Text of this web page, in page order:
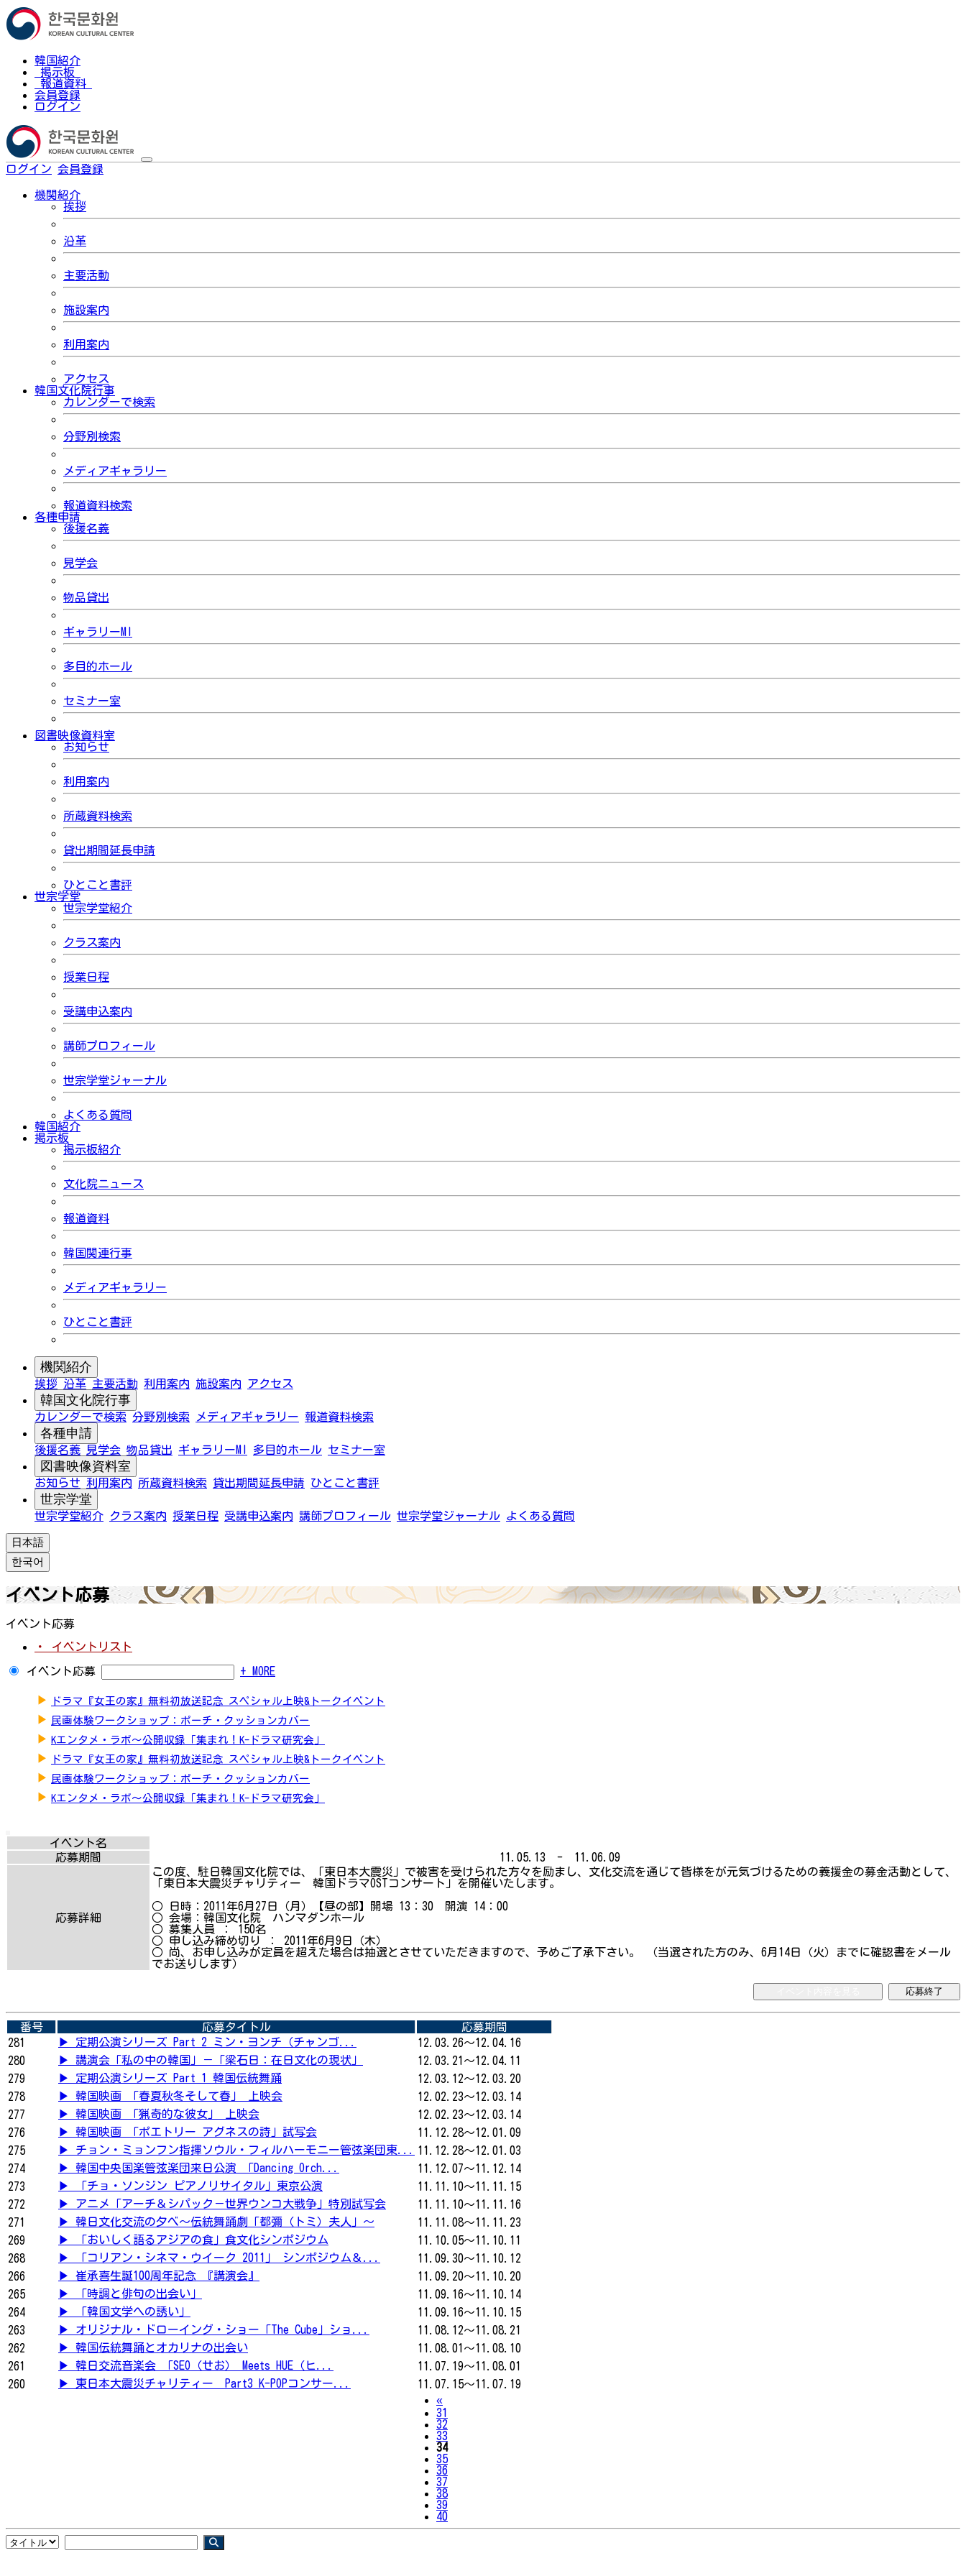
韓国紹介
掲示板
報道資料
会員登録
ログイン
ログイン 会員登録
機関紹介
挨拶
沿革
主要活動
施設案内
利用案内
アクセス
韓国文化院行事
カレンダーで検索
分野別検索
メディアギャラリー
報道資料検索
各種申請
後援名義
見学会
物品貸出
ギャラリーMI
多目的ホール
セミナー室
図書映像資料室
お知らせ
利用案内
所蔵資料検索
貸出期間延長申請
ひとこと書評
世宗学堂
世宗学堂紹介
クラス案内
授業日程
受講申込案内
講師プロフィール
世宗学堂ジャーナル
よくある質問
韓国紹介
掲示板
掲示板紹介
文化院ニュース
報道資料
韓国関連行事
メディアギャラリー
ひとこと書評
機関紹介
挨拶 沿革 主要活動 利用案内 施設案内 アクセス
韓国文化院行事
カレンダーで検索 分野別検索 メディアギャラリー 報道資料検索
各種申請
後援名義 見学会 物品貸出 ギャラリーMI 多目的ホール セミナー室
図書映像資料室
お知らせ 利用案内 所蔵資料検索 貸出期間延長申請 ひとこと書評
世宗学堂
世宗学堂紹介 クラス案内 授業日程 受講申込案内 講師プロフィール 世宗学堂ジャーナル よくある質問
日本語
한국어
イベント応募
イベント応募
・ イベントリスト
イベント応募 + MORE
▶ ドラマ『女王の家』無料初放送記念 スペシャル上映&トークイベント
▶ 民画体験ワークショップ：ポーチ・クッションカバー
▶ Kエンタメ・ラボ～公開収録「集まれ！K-ドラマ研究会」
▶ ドラマ『女王の家』無料初放送記念 スペシャル上映&トークイベント
▶ 民画体験ワークショップ：ポーチ・クッションカバー
▶ Kエンタメ・ラボ～公開収録「集まれ！K-ドラマ研究会」
イベント名
応募期間
11.05.13 - 11.06.09
応募詳細
この度、駐日韓国文化院では、「東日本大震災」で被害を受けられた方々を励まし、文化交流を通じて皆様をが元気づけるための義援金の募金活動として、
「東日本大震災チャリティー 韓国ドラマOSTコンサート」を開催いたします。
○ 日時：2011年6月27日（月）【昼の部】開場 13：30 開演 14：00
○ 会場：韓国文化院 ハンマダンホール
○ 募集人員 ： 150名
○ 申し込み締め切り ： 2011年6月9日（木）
○ 尚、お申し込みが定員を超えた場合は抽選とさせていただきますので、予めご了承下さい。 （当選された方のみ、6月14日（火）までに確認書をメール
でお送りします）
応募終了
番号 応募タイトル
応募期間
281
▶ 定期公演シリーズ Part 2 ミン・ヨンチ（チャンゴ...
12.03.26～12.04.16
280
▶ 講演会「私の中の韓国」－「梁石日：在日文化の現状」
12.03.21～12.04.11
279
▶ 定期公演シリーズ Part 1 韓国伝統舞踊
12.03.12～12.03.20
278
▶ 韓国映画 「春夏秋冬そして春」 上映会
12.02.23～12.03.14
277
▶ 韓国映画 「猟奇的な彼女」 上映会
12.02.23～12.03.14
276
▶ 韓国映画 「ポエトリー アグネスの詩」試写会
11.12.28～12.01.09
275
▶ チョン・ミョンフン指揮ソウル・フィルハーモニー管弦楽団東...
11.12.28～12.01.03
274
▶ 韓国中央国楽管弦楽団来日公演 「Dancing Orch...
11.12.07～11.12.14
273
▶ 「チョ・ソンジン ピアノリサイタル」東京公演
11.11.10～11.11.15
272
▶ アニメ「アーチ＆シパック－世界ウンコ大戦争」特別試写会
11.11.10～11.11.16
271
▶ 韓日文化交流の夕べ～伝統舞踊劇「都彌（トミ）夫人」～
11.11.08～11.11.23
269
▶ 「おいしく語るアジアの食」食文化シンポジウム
11.10.05～11.10.11
268
▶ 「コリアン・シネマ・ウイーク 2011」 シンポジウム＆...
11.09.30～11.10.12
266
▶ 崔承喜生誕100周年記念 『講演会』
11.09.20～11.10.20
265
▶ 「時調と俳句の出会い」
11.09.16～11.10.14
264
▶ 「韓国文学への誘い」
11.09.16～11.10.15
263
▶ オリジナル・ドローイング・ショー「The Cube」ショ...
11.08.12～11.08.21
262
▶ 韓国伝統舞踊とオカリナの出会い
11.08.01～11.08.10
261
▶ 韓日交流音楽会 「SEO（せお） Meets HUE（ヒ...
11.07.19～11.08.01
260
▶ 東日本大震災チャリティー Part3 K-POPコンサー...
11.07.15～11.07.19
«Previous
31
32
33
34
35
36
37
38
39
40